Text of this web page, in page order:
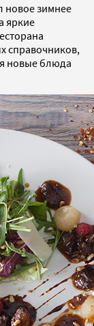
новое зимнее
яркие
справочников,
новые блюда